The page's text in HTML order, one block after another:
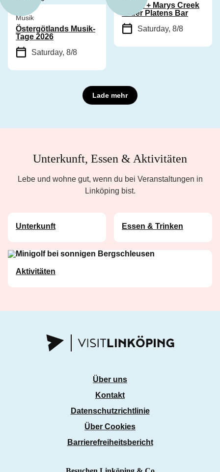
Musik
Östergötlands Musik-
Tage 2026
Saturday, 8/8
Cyhra + Marys Creek
in der Platens Bar
Saturday, 8/8
Lade mehr
Unterkunft, Essen & Aktivitäten
Lebe und wohne gut, wenn du bei Veranstaltungen in
Linköping bist.
Unterkunft Essen & Trinken
Aktivitäten
Über uns
Kontakt
Datenschutzrichtlinie
Über Cookies
Barrierefreiheitsbericht